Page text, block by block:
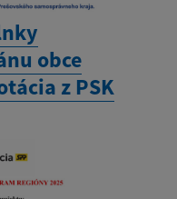
obce
z PSK